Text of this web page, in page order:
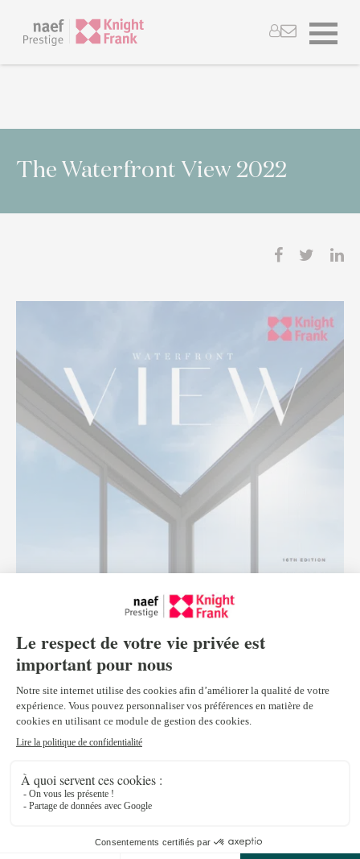
The Waterfront View 2022
Août 4, 2022